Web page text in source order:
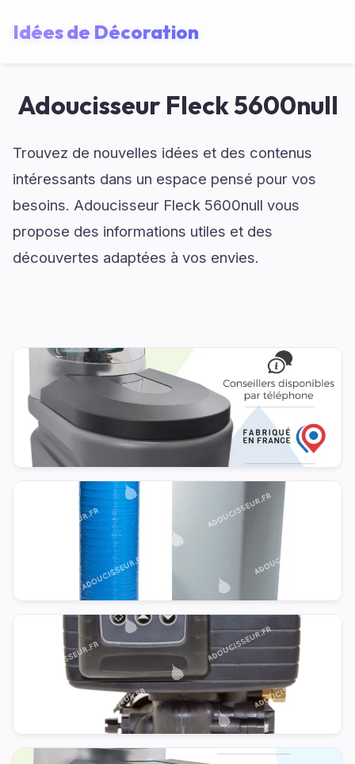
Idées de Décoration
Adoucisseur Fleck 5600null
Trouvez de nouvelles idées et des contenus
intéressants dans un espace pensé pour vos
besoins. Adoucisseur Fleck 5600null vous
propose des informations utiles et des
découvertes adaptées à vos envies.